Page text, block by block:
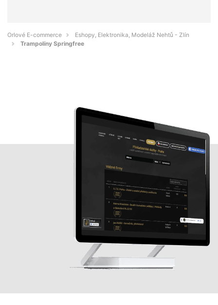
Orlové E-commerce
Eshopy, Elektronika, Modeláž Nehtů - Zlín
Trampolíny Springfree